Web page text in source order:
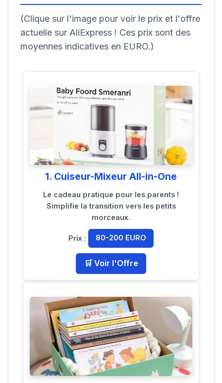
(Clique sur l'image pour voir le prix et l'offre
actuelle sur AliExpress ! Ces prix sont des
moyennes indicatives en EURO.)
1. Cuiseur-Mixeur All-in-One
Le cadeau pratique pour les parents !
Simplifie la transition vers les petits
morceaux.
Prix : 80-200 EURO
🛒 Voir l'Offre